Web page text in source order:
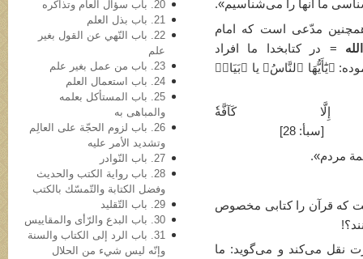
ما آنها را می‌شناسیم».
مدّعی است که امام
= در کتاب­خدا ما افراد
﴿يَٰٓأَيُّهَا ٱلنَّاسُ﴾ یا ﴿بَيَانٞ
كَآفَّةٗ
28]
مردم».
که قرآن را کتابی مخصوص
نقل می‌کند و می‌گوید: ما
20. باب سؤال العام وتذاکره
21. باب بذل العلم
22. باب النّهي عن القول بغیر
علم
23. باب من عمل بغیر علم
24. باب استعمال العلم
25. باب المستأکل بعلمه
والمباهی به
26. باب لزوم الحجّة علی العالِم
وتشدید الأمر علیه
27. باب النّوادر
28. باب روایة الکتب والحدیث
وفضل الکتابة والتّمسّك بالكتب
29. باب التّقلید
30. باب البدع والرّأی والمقاییس
31. باب الرد إلی الکتاب والسنة
وإنّه لیس شيء من الحلال